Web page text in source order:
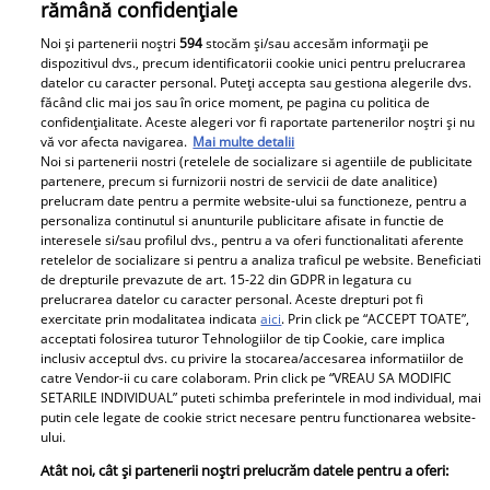
Urmărește-ne pe Facebook Like
Pariază responsabil! Decizia ONJN nr. 821/25.09.2025.
Jocurile de noroc sunt interzise minorilor.
Despre Unica.ro
Publicitate
Echipa Unica.ro
Știri
GSP
Avantaje
rămână confidențiale
Noi și partenerii noștri594stocăm și/sau accesăm informații pe
dispozitivul dvs., precum identificatorii cookie unici pentru prelucrarea
datelor cu caracter personal. Puteți accepta sau gestiona alegerile dvs.
făcând clic mai jos sau în orice moment, pe pagina cu politica de
confidențialitate. Aceste alegeri vor fi raportate partenerilor noștri și nu
vă vor afecta navigarea. Mai multe detalii
Noi si partenerii nostri (retelele de socializare si agentiile de publicitate
partenere, precum si furnizorii nostri de servicii de date analitice)
prelucram date pentru a permite website-ului sa functioneze, pentru a
personaliza continutul si anunturile publicitare afisate in functie de
interesele si/sau profilul dvs., pentru a va oferi functionalitati aferente
retelelor de socializare si pentru a analiza traficul pe website. Beneficiati
de drepturile prevazute de art. 15-22 din GDPR in legatura cu
prelucrarea datelor cu caracter personal. Aceste drepturi pot fi
exercitate prin modalitatea indicataaici. Prin click pe “ACCEPT TOATE”,
acceptati folosirea tuturor Tehnologiilor de tip Cookie, care implica
inclusiv acceptul dvs. cu privire la stocarea/accesarea informatiilor de
catre Vendor-ii cu care colaboram. Prin click pe “VREAU SA MODIFIC
SETARILE INDIVIDUAL” puteti schimba preferintele in mod individual, mai
putin cele legate de cookie strict necesare pentru functionarea website-
ului.
Atât noi, cât și partenerii noștri prelucrăm datele pentru a oferi: